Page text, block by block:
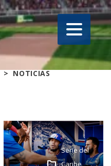
> NOTICIAS
Serie del